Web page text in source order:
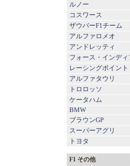
ルノー
コスワース
ザウバーF1チーム
アルファロメオ
アンドレッティ
フォース・インディ
レーシングポイント
アルファタウリ
トロロッソ
ケータハム
BMW
ブラウンGP
スーパーアグリ
トヨタ
F1 その他